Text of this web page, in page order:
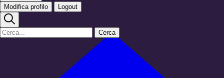
Modifica profilo Logout
Cerca